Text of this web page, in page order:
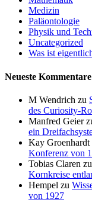
Medizin
Paläontologie
Physik und
Uncategorized
Was ist
Neueste Kommentare
M Wendrich zu
des Curiosity-
Manfred Geier
ein
Kay Groenhardt
Konferenz von
Tobias Claren zu
Kornkreise
Hempel zu
von 1927